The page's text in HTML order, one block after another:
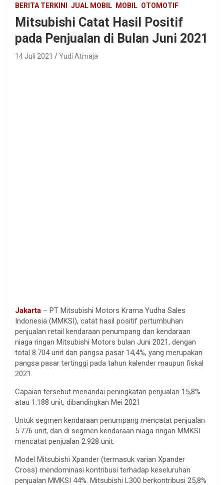
BERITA TERKINI JUAL MOBIL MOBIL OTOMOTIF
Mitsubishi Catat Hasil Positif
pada Penjualan di Bulan Juni 2021
14 Juli 2021 Yudi Atmaja
Jakarta – PT Mitsubishi Motors Krama Yudha Sales
Indonesia (MMKSI), catat hasil positif pertumbuhan
penjualan retail kendaraan penumpang dan kendaraan
niaga ringan Mitsubishi Motors bulan Juni 2021, dengan
total 8.704 unit dan pangsa pasar 14,4%, yang merupakan
pangsa pasar tertinggi pada tahun kalender maupun fiskal
2021.
Capaian tersebut menandai peningkatan penjualan 15,8%
atau 1.188 unit, dibandingkan Mei 2021
Untuk segmen kendaraan penumpang mencatat penjualan
5.776 unit, dan di segmen kendaraan niaga ringan MMKSI
mencatat penjualan 2.928 unit.
Model Mitsubishi Xpander (termasuk varian Xpander
Cross) mendominasi kontribusi terhadap keseluruhan
penjualan MMKSI 44%. Mitsubishi L300 berkontribusi 25,8%